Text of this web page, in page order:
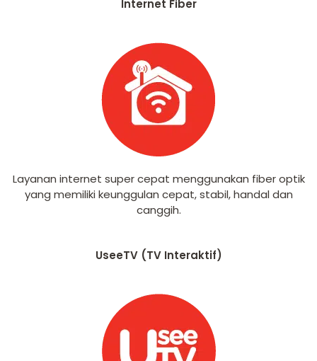
Internet Fiber
Layanan internet super cepat menggunakan fiber optik
yang memiliki keunggulan cepat, stabil, handal dan
canggih.
UseeTV (TV Interaktif)